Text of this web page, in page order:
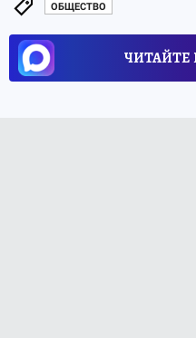
ОБЩЕСТВО
ЧИТАЙТЕ